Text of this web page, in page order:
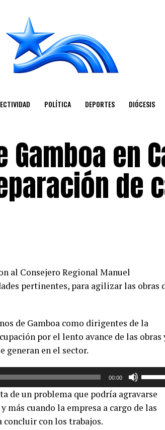
POLÍTICA DEPORTES DIÓCESIS
en
de
al Consejero Regional Manuel
pertinentes, para agilizar las obras
de Gamboa como dirigentes de la
por el lento avance de las obras
generan en el sector.
00:00
teclas
de
de un problema que podría agravarse
cuando la empresa a cargo de las
con los trabajos.